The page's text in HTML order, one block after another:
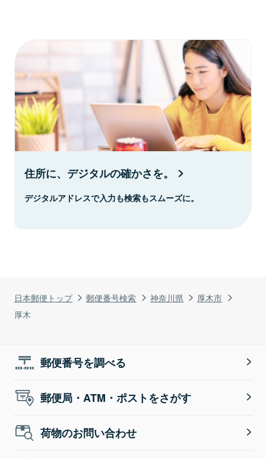
日本郵便トップ 郵便番号検索 神奈川県
厚木市
厚木
住所に、デジタルの確かさを。
デジタルアドレスで入力も検索もスムーズに。
郵便番号を調べる
郵便局・ATM・ポストをさがす
荷物のお問い合わせ